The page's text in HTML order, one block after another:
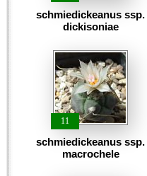
schmiedickeanus ssp.
dickisoniae
11
schmiedickeanus ssp.
macrochele